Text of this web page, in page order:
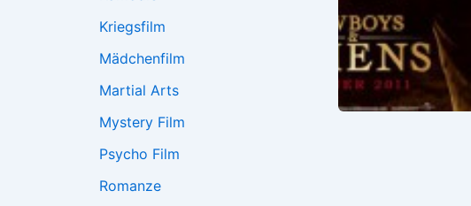
Kriegsfilm
Mädchenfilm
Martial Arts
Mystery Film
Psycho Film
Romanze